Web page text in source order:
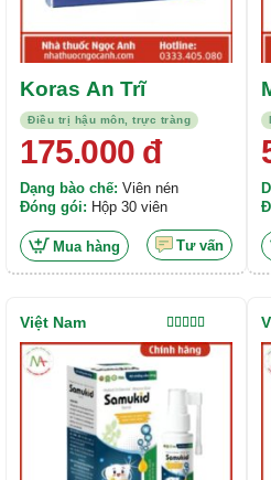
Điều trị hậu môn, trực tràng
Koras An Trĩ
175.000đ
Dạng bào chế: Viên nén
Đóng gói: Hộp 30 viên
Mua hàng Tư vấn
Được xếp
hạng4.00
Việt Nam